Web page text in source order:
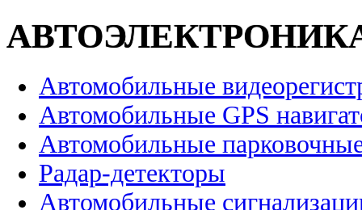
Автомобильные
Автомобильные GPS
Автомобильные
Радар-детекторы
Автомобильные